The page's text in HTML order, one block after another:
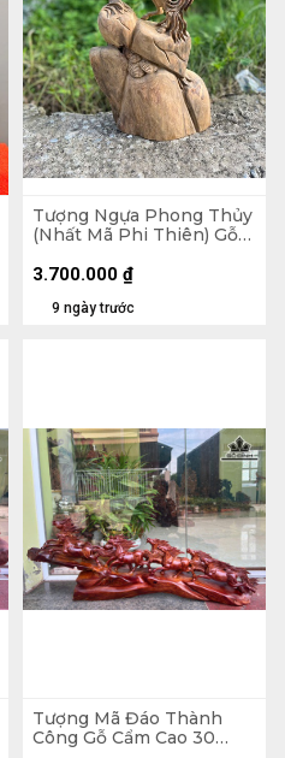
Tượng Ngựa Phong Thủy
(Nhất Mã Phi Thiên) Gỗ
28 Sâu 12 (cm)
9 ngày trước
3.700.000 ₫
Tượng Mã Đáo Thành
Công Gỗ Cẩm Cao 30